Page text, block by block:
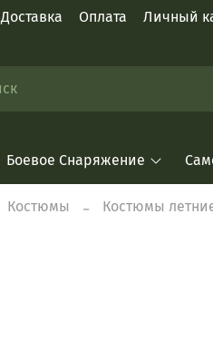
Доставка Оплата Личный
Боевое Снаряжение
Костюмы Костюмы